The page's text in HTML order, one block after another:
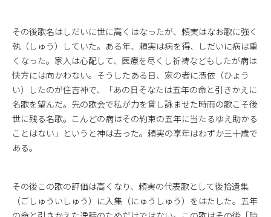
その後歌名はしだいに世に高くはなったが、頼実はなお歌に強く
執（しゅう）していた。ある年、頼実は病を得、しだいに病は重
くなった。家人は心配して、医療を尽くし祈祷などもしたが病は
快方には向かわない。そうしたある日、家の者に憑依（ひょう
い）したのが住吉神で、「あの日そなたは五年の命と引きかえに
名歌を望んだ。先の歌会で私が力を貸し詠ませた時雨の歌こそ後
世に残る名歌。こんどの病はその約束の五年に当たるゆえ助かる
ことはない」というと神は去った。頼実の享年はわずか三十歳で
ある。
その後この歌の評価は高くなり、頼実の代表歌として後拾遺集
（ごしゅういしゅう）に入集（にゅうしゅう）をはたした。五年